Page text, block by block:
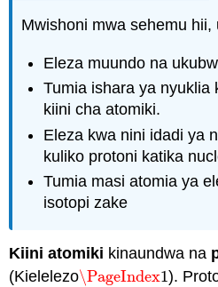
Mwishoni mwa sehemu hii,
Eleza muundo na
Tumia ishara ya nyuklia
kiini cha atomiki.
Eleza kwa nini idadi ya
kuliko protoni katika
Tumia masi atomia ya
isotopi zake
Kiini atomiki kinaundwa na
(Kielelezo\PageIndex1
\PageIndex1).